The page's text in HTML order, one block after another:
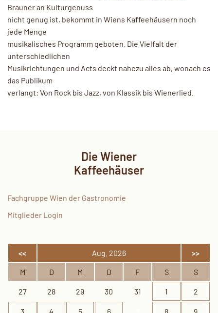
Brauner an Kulturgenuss
nicht genug ist, bekommt in Wiens Kaffeehäusern noch
jede Menge
musikalisches Programm geboten. Die Vielfalt der
unterschiedlichen
Musikrichtungen und Acts deckt nahezu alles ab, wonach es
das Publikum
verlangt: Von Rock bis Jazz, von Klassik bis Wienerlied.
Die Wiener
Kaffeehäuser
Fachgruppe Wien der Gastronomie
Mitglieder Login
<< Aug. 2026 >>
M D M D F S S
27 28 29 30 31 1 2